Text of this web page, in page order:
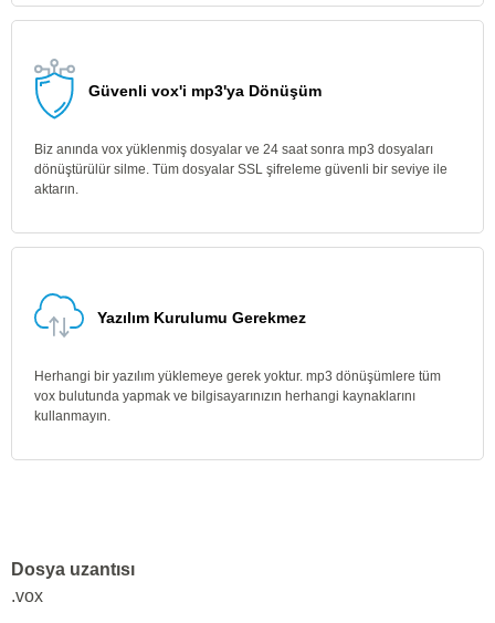
Güvenli vox'i mp3'ya Dönüşüm
Biz anında vox yüklenmiş dosyalar ve 24 saat sonra mp3 dosyaları
dönüştürülür silme. Tüm dosyalar SSL şifreleme güvenli bir seviye ile
aktarın.
Yazılım Kurulumu Gerekmez
Herhangi bir yazılım yüklemeye gerek yoktur. mp3 dönüşümlere tüm
vox bulutunda yapmak ve bilgisayarınızın herhangi kaynaklarını
kullanmayın.
Dosya uzantısı
.vox